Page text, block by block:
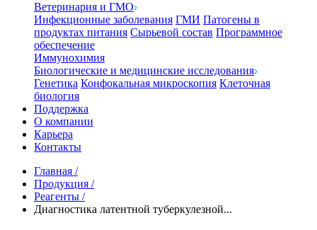
Ветеринария и ГМО
Инфекционные заболевания ГМИ Патогены в
продуктах питания Сырьевой состав Программное
обеспечение
Иммунохимия
Биологические и медицинские исследования
Генетика Конфокальная микроскопия Клеточная
биология
Поддержка
О компании
Карьера
Контакты
Главная /
Продукция /
Реагенты /
Диагностика латентной туберкулезной...